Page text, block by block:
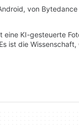
von
eine KI-gesteuerte
ist die